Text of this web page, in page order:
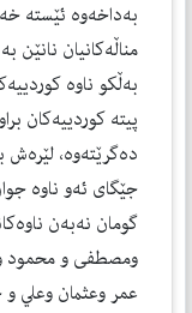
بەداخەوە ئێستە
مناڵەكانیان نانێن
بەڵكو ناوە
پیتە كوردییەكان
دەگرێتەوە، لێرەش
جێگای ئەو ناوە
گومان نەبەن
ومصطفی و محمود
عمر وعثمان وعلي